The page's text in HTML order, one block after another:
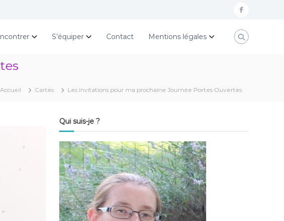
f
c
S’équiper Contact Mentions légales
Accueil Cartes Les invitations pour ma prochaine Journée Portes Ouvertes
Qui suis-je ?